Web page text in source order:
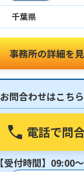
千葉県
事務所の詳細を
お問合わせはこち
電話で問
【受付時間】09:00